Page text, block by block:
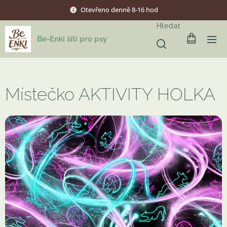
Otevřeno denně 8-16 hod
Be-Enki šítí pro psy
Hledat
Místečko AKTIVITY HOLKA